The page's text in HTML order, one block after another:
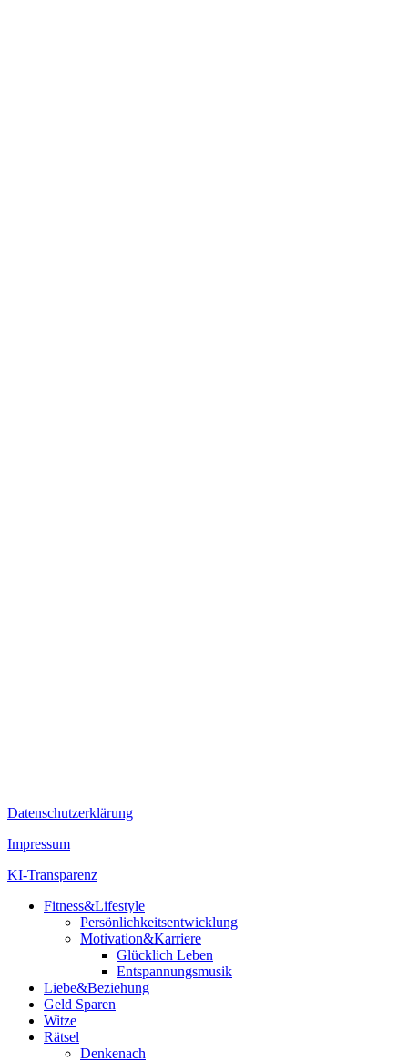
Datenschutzerklärung
Impressum
KI-Transparenz
Fitness&Lifestyle
Persönlichkeitsentwicklung
Motivation&Karriere
Glücklich Leben
Entspannungsmusik
Liebe&Beziehung
Geld Sparen
Witze
Rätsel
Denkenach